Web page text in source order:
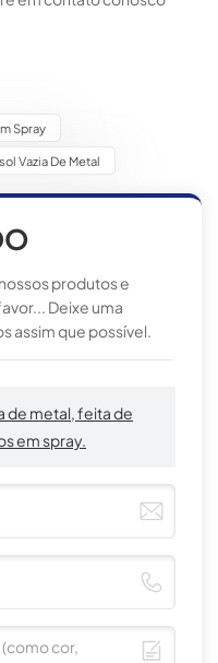
Spray
Vazia De Metal
produtos e
Deixe uma
assim que possível.
de metal, feita de
em spray.